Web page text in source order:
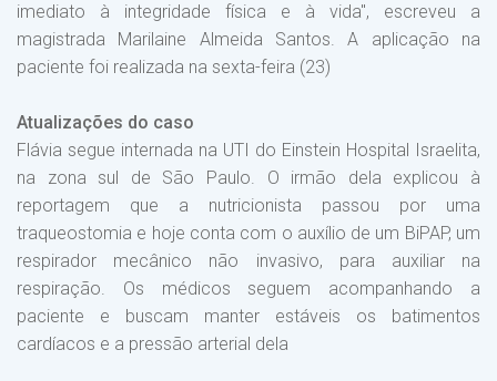
imediato à integridade física e à vida", escreveu a
magistrada Marilaine Almeida Santos. A aplicação na
paciente foi realizada na sexta-feira (23)
Atualizações do caso
Flávia segue internada na UTI do Einstein Hospital Israelita,
na zona sul de São Paulo. O irmão dela explicou à
reportagem que a nutricionista passou por uma
traqueostomia e hoje conta com o auxílio de um BiPAP, um
respirador mecânico não invasivo, para auxiliar na
respiração. Os médicos seguem acompanhando a
paciente e buscam manter estáveis os batimentos
cardíacos e a pressão arterial dela